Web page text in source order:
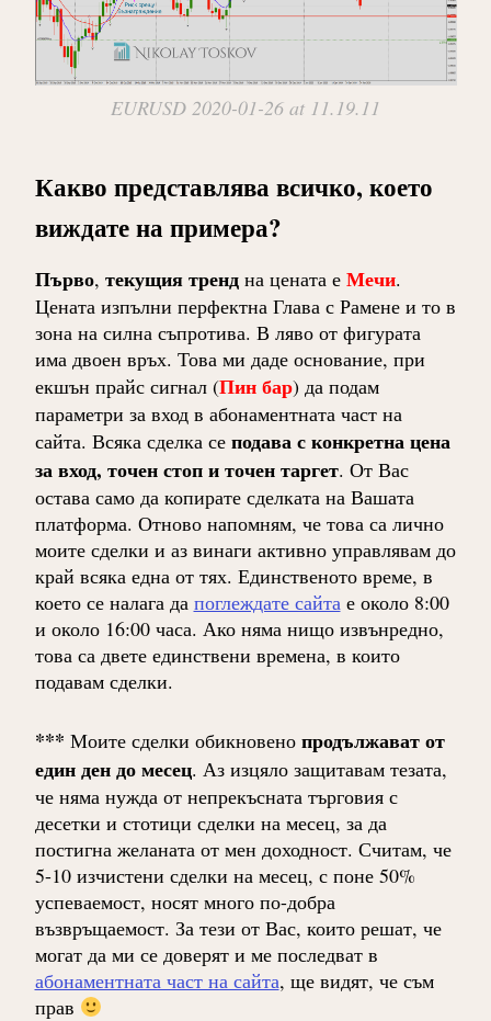
EURUSD 2020-01-26 at 11.19.11
Какво представлява всичко, което
виждате на примера?
Първо, текущия трендна цената е Мечи.
Цената изпълни перфектна Глава с Рамене и то в
зона на силна съпротива. В ляво от фигурата
има двоен връх. Това ми даде основание, при
екшън прайс сигнал (Пин бар) да подам
параметри за вход в абонаментната част на
сайта. Всяка сделка се подава с конкретна цена
за вход, точен стоп и точен таргет. От Вас
остава само да копирате сделката на Вашата
платформа. Отново напомням, че това са лично
моите сделки и аз винаги активно управлявам до
край всяка една от тях. Единственото време, в
което се налага да поглеждате сайта е около 8:00
и около 16:00 часа. Ако няма нищо извънредно,
това са двете единствени времена, в които
подавам сделки.
*** Моите сделки обикновено продължават от
един ден до месец. Аз изцяло защитавам тезата,
че няма нужда от непрекъсната търговия с
десетки и стотици сделки на месец, за да
постигна желаната от мен доходност. Считам, че
5-10 изчистени сделки на месец, с поне 50%
успеваемост, носят много по-добра
възвръщаемост. За тези от Вас, които решат, че
могат да ми се доверят и ме последват в
абонаментната част на сайта, ще видят, че съм
прав